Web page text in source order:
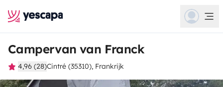
Campervan van Franck
4,96 (28)Cintré (35310), Frankrijk